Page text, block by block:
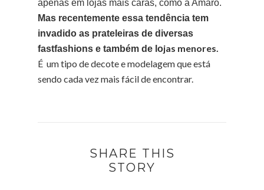
apenas em lojas mais caras, como a Amaro.
Mas recentemente essa tendência tem
invadido as prateleiras de diversas
fastfashions e também de lojas menores.
É um tipo de decote e modelagem que está
sendo cada vez mais fácil de encontrar.
SHARE THIS
STORY